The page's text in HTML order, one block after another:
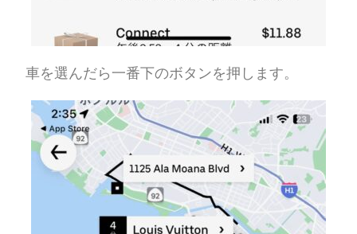
車を選んだら一番下のボタンを押します。